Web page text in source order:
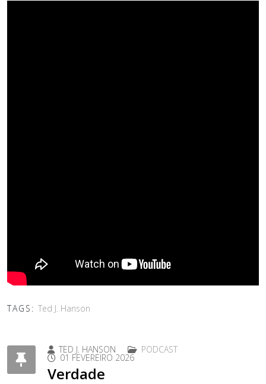
TAGS: Ted J. Hanson
TED J. HANSON PODCAST
01 FEVEREIRO 2026
Verdade